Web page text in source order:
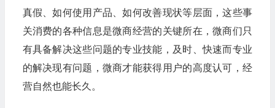
真假、如何使用产品、如何改善现状等层面，这些事
关消费的各种信息是微商经营的关键所在，微商们只
有具备解决这些问题的专业技能，及时、快速而专业
的解决现有问题，微商才能获得用户的高度认可，经
营自然也能长久。